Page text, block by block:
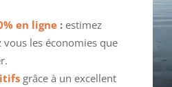
en ligne: estimez
les économies que
grâce à un excellent